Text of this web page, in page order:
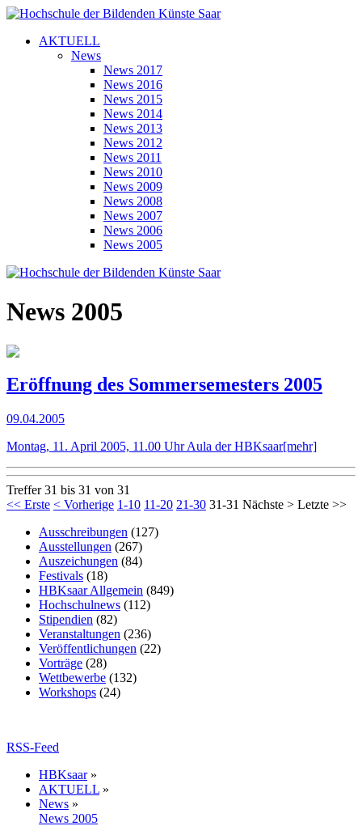
AKTUELL
News
News 2017
News 2016
News 2015
News 2014
News 2013
News 2012
News 2011
News 2010
News 2009
News 2008
News 2007
News 2006
News 2005
News 2005
Eröffnung des Sommersemesters 2005
09.04.2005
Montag, 11. April 2005, 11.00 Uhr Aula der HBKsaar[mehr]
Treffer 31 bis 31 von 31
<< Erste < Vorherige 1-10 11-20 21-30 31-31 Nächste > Letzte >>
Ausschreibungen (127)
Ausstellungen (267)
Auszeichungen (84)
Festivals (18)
HBKsaar Allgemein (849)
Hochschulnews (112)
Stipendien (82)
Veranstaltungen (236)
Veröffentlichungen (22)
Vorträge (28)
Wettbewerbe (132)
Workshops (24)
RSS-Feed
HBKsaar»
AKTUELL »
News »
News 2005